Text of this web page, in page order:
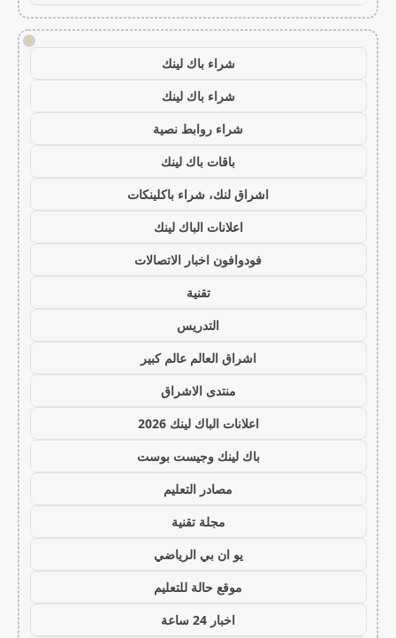
!
شراء باك لينك
شراء باك لينك
شراء روابط نصية
باقات باك لينك
اشراق لنك، شراء باكلينكات
اعلانات الباك لينك
فودوافون اخبار الاتصالات
تقنية
التدريس
اشراق العالم عالم كبير
منتدى الاشراق
اعلانات الباك لينك 2026
باك لينك وجيست بوست
مصادر التعليم
مجلة تقنية
يو ان بي الرياضي
موقع حالة للتعليم
اخبار 24 ساعة